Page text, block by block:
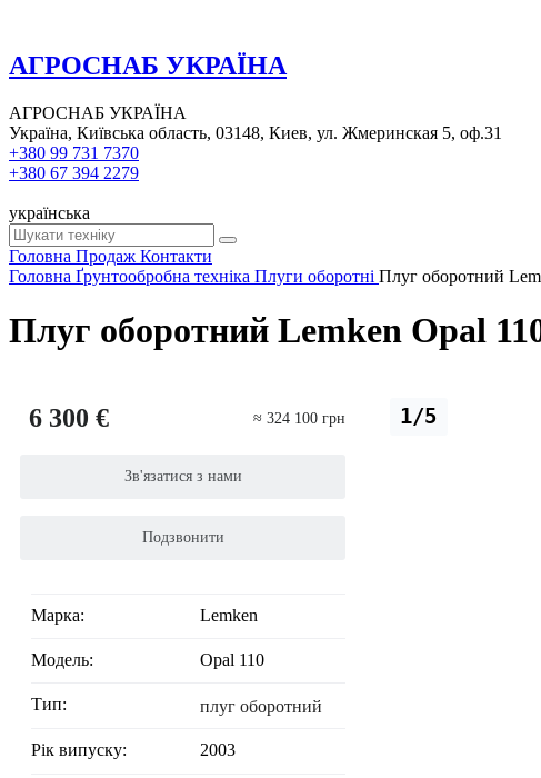
АГРОСНАБ УКРАЇНА
АГРОСНАБ УКРАЇНА
Україна, Київська область, 03148, Киев, ул. Жмеринская 5, оф.31
+380 99 731 7370
+380 67 394 2279
українська
Головна Продаж Контакти
Головна Ґрунтообробна техніка Плуги оборотні Плуг оборотний
Плуг оборотний Lemken Opal
1/5
6 300 € ≈ 324 100 грн
Зв'язатися з нами
Подзвонити
Марка: Lemken
Модель: Opal 110
Тип: плуг оборотний
Рік випуску: 2003